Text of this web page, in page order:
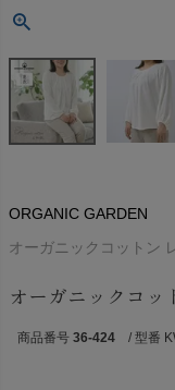
ORGANIC GARDEN
オーガニックコットン
オーガニックコッ
商品番号 36-424 / 型番